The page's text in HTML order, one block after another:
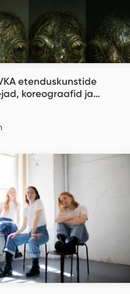
etenduskunstide
koreograafid ja